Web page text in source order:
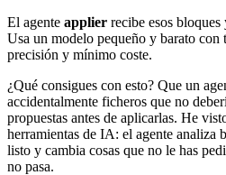
El agente applier recibe esos
Usa un modelo pequeño y barato con
precisión y mínimo coste.
¿Qué consigues con esto? Que un
accidentalmente ficheros que no
propuestas antes de aplicarlas. He
herramientas de IA: el agente analiza
listo y cambia cosas que no le has
no pasa.